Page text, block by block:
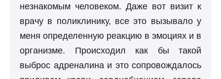
незнакомым человеком. Даже вот визит к
врачу в поликлинику, все это вызывало у
меня определенную реакцию в эмоциях и в
организме. Происходил как бы такой
выброс адреналина и это сопровождалось